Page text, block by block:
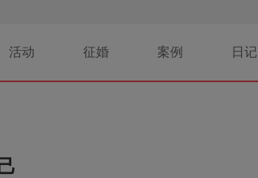
活动 征婚 案例 日记